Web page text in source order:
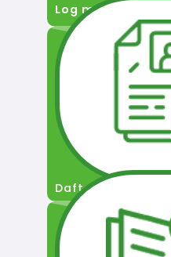
Log masuk
Daftar Pengguna